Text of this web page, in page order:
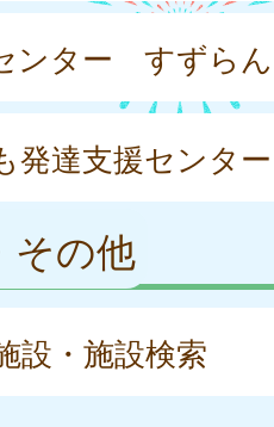
ンター すずらん
発達支援センター
その他
設・施設検索